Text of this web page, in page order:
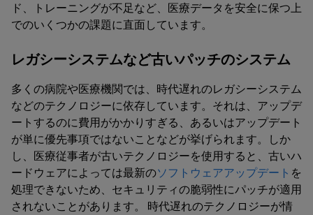
ド、トレーニングが不足など、医療データを安全に保つ上
でのいくつかの課題に直面しています。
レガシーシステムなど古いパッチのシステム
多くの病院や医療機関では、時代遅れのレガシーシステム
などのテクノロジーに依存しています。それは、アップデ
ートするのに費用がかかりすぎる、あるいはアップデート
が単に優先事項ではないことなどが挙げられます。しか
し、医療従事者が古いテクノロジーを使用すると、古いハ
ードウェアによっては最新のソフトウェアアップデート を
処理できないため、セキュリティの脆弱性にパッチが適用
されないことがあります。 時代遅れのテクノロジーが情